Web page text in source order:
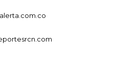
alerta.com.co